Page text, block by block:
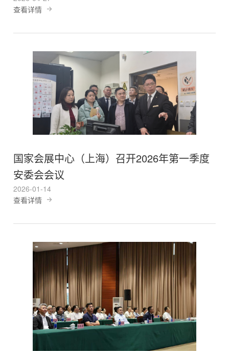
查看详情
国家会展中心（上海）召开2026年第一季度
安委会会议
2026-01-14
查看详情